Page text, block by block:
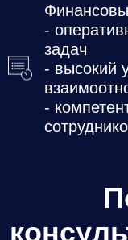
-
задач
- высокий
-